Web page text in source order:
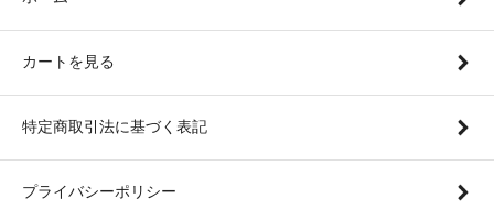
カートを見る
特定商取引法に基づく表記
プライバシーポリシー